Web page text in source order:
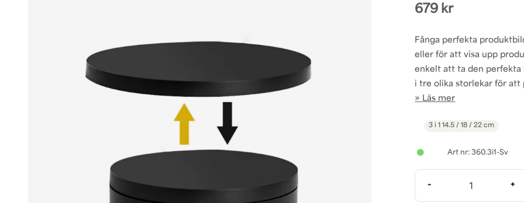
679 kr
Fånga perfekta
eller för att visa upp
enkelt att ta den perfekta
i tre olika storlekar för att
Läs mer
3 i 114.5 / 18 / 22 cm
360.3i1-Sv
- +